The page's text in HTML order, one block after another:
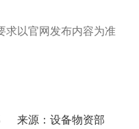
求以官网发布内容为准
来源：设备物资部